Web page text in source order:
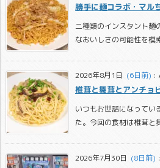
勝手に麺コラボ・マ
二種類のインスタント麺
なおいしさの可能性を模
2026年8月1日
  (6日前)
:
椎茸と舞茸とアンチョ
いつもお世話になってい
た。今回の食材は椎茸と
2026年7月30日
  (8日前)
: